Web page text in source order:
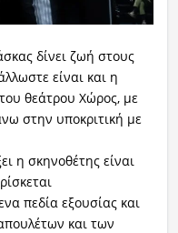
δίνει ζωή στους
είναι και η
θεάτρου Χώρος, με
στην υποκριτική με
η σκηνοθέτης είναι
πεδία εξουσίας και
και των